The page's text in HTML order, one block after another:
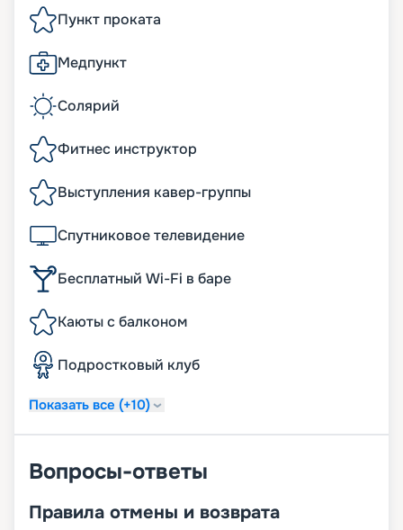
Пункт проката
Медпункт
Солярий
Фитнес инструктор
Выступления кавер-группы
Спутниковое телевидение
Бесплатный Wi-Fi в баре
Каюты с балконом
Подростковый клуб‎
Показать все (+10)
Вопросы-ответы
Правила отмены и возврата